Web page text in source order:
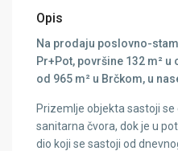
Opis
Na prodaju poslovno-
Pr+Pot, površine 132 m²
od 965 m² u Brčkom, u
Prizemlje objekta sastoji
sanitarna čvora, dok je u
dio koji se sastoji od